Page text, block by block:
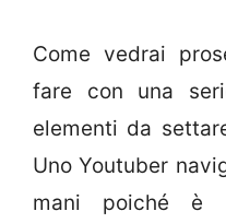
Come vedrai
fare con una
elementi da
Uno Youtuber
mani poiché è